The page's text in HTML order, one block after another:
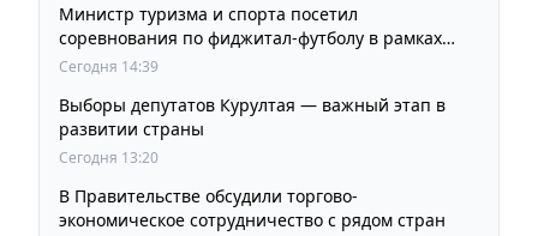
Министр туризма и спорта посетил
соревнования по фиджитал-футболу в рамках
«Игр Будущего 2026»
Сегодня 14:39
Выборы депутатов Курултая — важный этап в
развитии страны
Сегодня 13:20
В Правительстве обсудили торгово-
экономическое сотрудничество с рядом стран